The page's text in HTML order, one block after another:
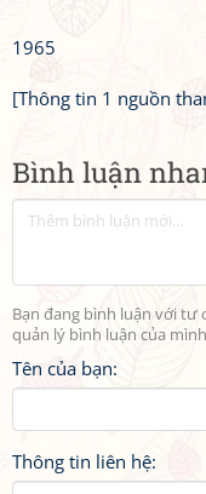
Bình luận
Bạn đang bình luận với tư
quản lý bình luận của
Tên của bạn:
Thông tin liên hệ:
1965
[Thông tin 1 nguồn